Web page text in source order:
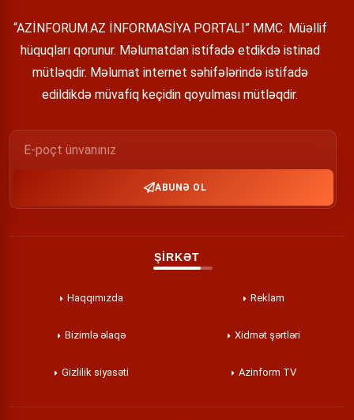
“AZİNFORUM.AZ İNFORMASİYA PORTALI” MMC. Müəllif
hüquqları qorunur. Məlumatdan istifadə etdikdə istinad
mütləqdir. Məlumat internet səhifələrində istifadə
edildikdə müvafiq keçidin qoyulması mütləqdir.
ABUNƏ OL
ŞİRKƏT
Haqqımızda Reklam
Bizimlə əlaqə Xidmət şərtləri
Gizlilik siyasəti Azinform TV